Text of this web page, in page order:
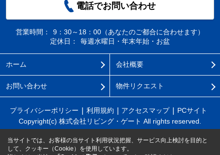
電話でお問い合わせ
営業時間：
9：30～18：00（あなたのご都合に合わせます）
定休日：
毎週水曜日・年末年始・お盆
ホーム 会社概要
お問い合わせ 物件リクエスト
プライバシーポリシー 利用規約 アクセスマップ
PCサイト
Copyright(c) 株式会社リビング・ゲート All rights reserved.
当サイトでは、お客様の当サイト利用状況把握、サービス向上検討を目的と
して、クッキー（Cookie）を使用しています。